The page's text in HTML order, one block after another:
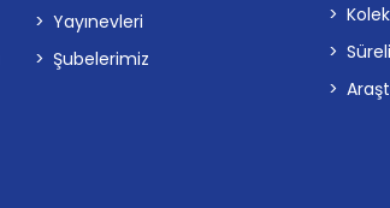
Yayınevleri
Şubelerimiz